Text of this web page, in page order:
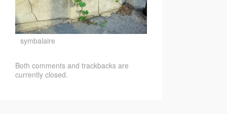
symbalaire
Both comments and trackbacks are
currently closed.